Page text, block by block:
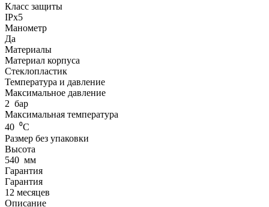
Класс защиты
IPx5
Манометр
Да
Материалы
Материал корпуса
Стеклопластик
Температура и давление
Максимальное давление
2 бар
Максимальная температура
40 ⁰С
Размер без упаковки
Высота
540 мм
Гарантия
Гарантия
12 месяцев
Описание